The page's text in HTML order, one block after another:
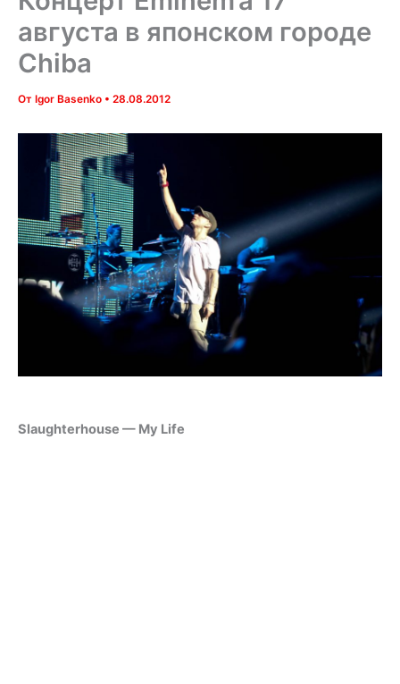
августа в японском городе
Chiba
От Igor Basenko • 28.08.2012
Slaughterhouse — My Life